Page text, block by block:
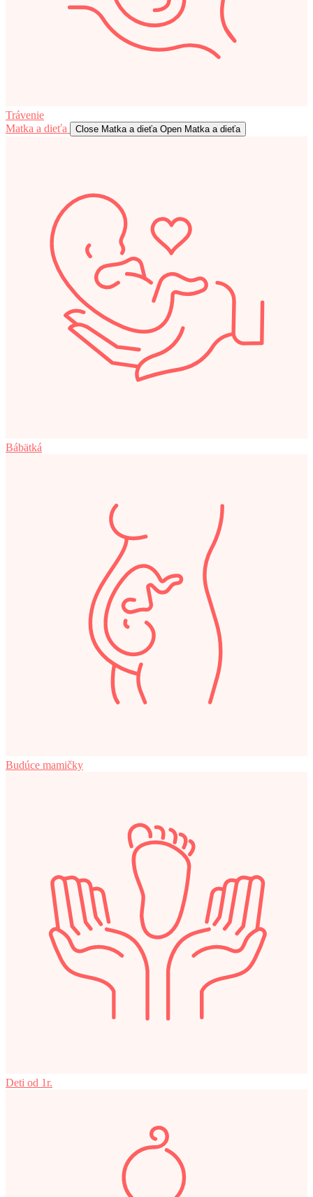
Trávenie
Matka a dieťa
Close Matka a dieťa Open Matka a dieťa
Bábätká
Budúce mamičky
Deti od 1r.